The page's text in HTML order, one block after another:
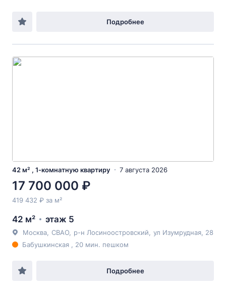
Подробнее
42 м² , 1-комнатную квартиру 7 августа 2026
17 700 000 ₽
419 432 ₽ за м²
42 м² этаж 5
Москва СВАО р-н Лосиноостровский ул Изумрудная , 28
Бабушкинская , 20 мин. пешком
Подробнее